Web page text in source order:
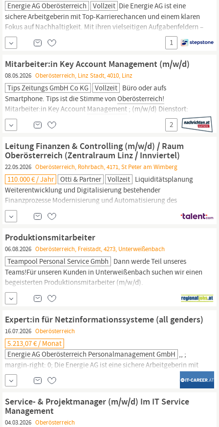
Energie AG Oberösterreich Vollzeit Die Energie AG ist eine
sichere Arbeitgeberin mit Top-Karrierechancen und einem klaren
Fokus auf Nachhaltigkeit. Mit ihren vielseitigen Aufgabenfeldern –
von Energie bis Entsorgung – bietet sie ein zukunftsorientiertes
Arbeitsumfeld. Für unserTochterunternehmen Energie AG
Services und Digital Solutions GmbH, IT &
1
Mitarbeiter:in Key Account Management (m/w/d)
08.05.2026 Oberösterreich, Linz Stadt, 4010, Linz
Tips Zeitungs GmbH Co KG Vollzeit Büro oder aufs
Smartphone. Tips ist die Stimme von Oberösterreich!
Mitarbeiter:in Key Account Management ; (m/w/d) Dienstort:
Linz, Vollzeit Ihre Aufgaben: Betreuung und strategischer Ausbau
bestehender Key Accounts Aktive Neukundenakquise im B2B-
Bereich Ansprechpartner:in für Werbeagenturen und
Geschäftspartner inOberösterreich,Salzburg und Wien...
2
Leitung Finanzen & Controlling (m/w/d) / Raum
Oberösterreich (Zentralraum Linz / Innviertel)
22.05.2026 Oberösterreich, Rohrbach, 4171, St Peter am Wimberg
110.000 € / Jahr Otti & Partner Vollzeit Liquiditätsplanung
Weiterentwicklung und Digitalisierung bestehender
Finanzprozesse Modernisierung und Automatisierung des
Reportings Aufbau eines KPI-basierten
Einführung bzw. Optimierung von ERP- und BI-Systemen
Analyse von Effizienzpotenzialen und Prozessoptimierung
Produktionsmitarbeiter
06.08.2026 Oberösterreich, Freistadt, 4273, Unterweißenbach
Teampool Personal Service Gmbh Dann werde Teil unseres
Teams!Für unseren Kunden in Unterweißenbach suchen wir einen
begeisterten Produktionsmitarbeiter (m/w/d).
Produktionsmitarbeiter (m/w/d) StandortUnterweißenbach,
OberösterreichArbeitszeit 40.0 Stunden/Woche Dich
Sorgfalt und
Expert:in für Netzinformationssysteme (all genders)
16.07.2026 Oberösterreich
5.213,07 € / Monat
Energie AG Oberösterreich Personalmanagement GmbH ,, ;
margin-right: 0; Die Energie AG ist eine sichere Arbeitgeberin mit
Top-Karrierechancen und einem klaren Fokus auf Nachhaltigkeit.
Mit ihren vielseitigen Aufgabenfeldern - von Energie bis
Entsorgung - bietet sie ein zukunftsorientiertes Arbeitsumfeld. Für
unser Tochterunternehmen Energie AGOberösterreichServices
und Digital Solutions GmbH, IT &
Service- & Projektmanager (m/w/d) Im IT Service
Management
04.03.2026 Oberösterreich